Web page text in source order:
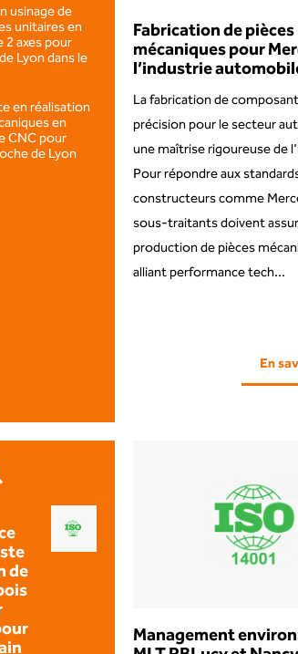
usinage de
unitaires en
2 axes pour
Lyon dans le
en réalisation
en
CNC pour
de Lyon
Fabrication de pièces
mécaniques pour
l’industrie
La fabrication de
précision pour le secteur
une maîtrise rigoureuse de
Pour répondre aux
constructeurs comme
sous-traitants doivent
production de pièces
alliant performance tech...
En
de
Management